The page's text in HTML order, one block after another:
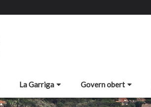
La Garriga Govern obert